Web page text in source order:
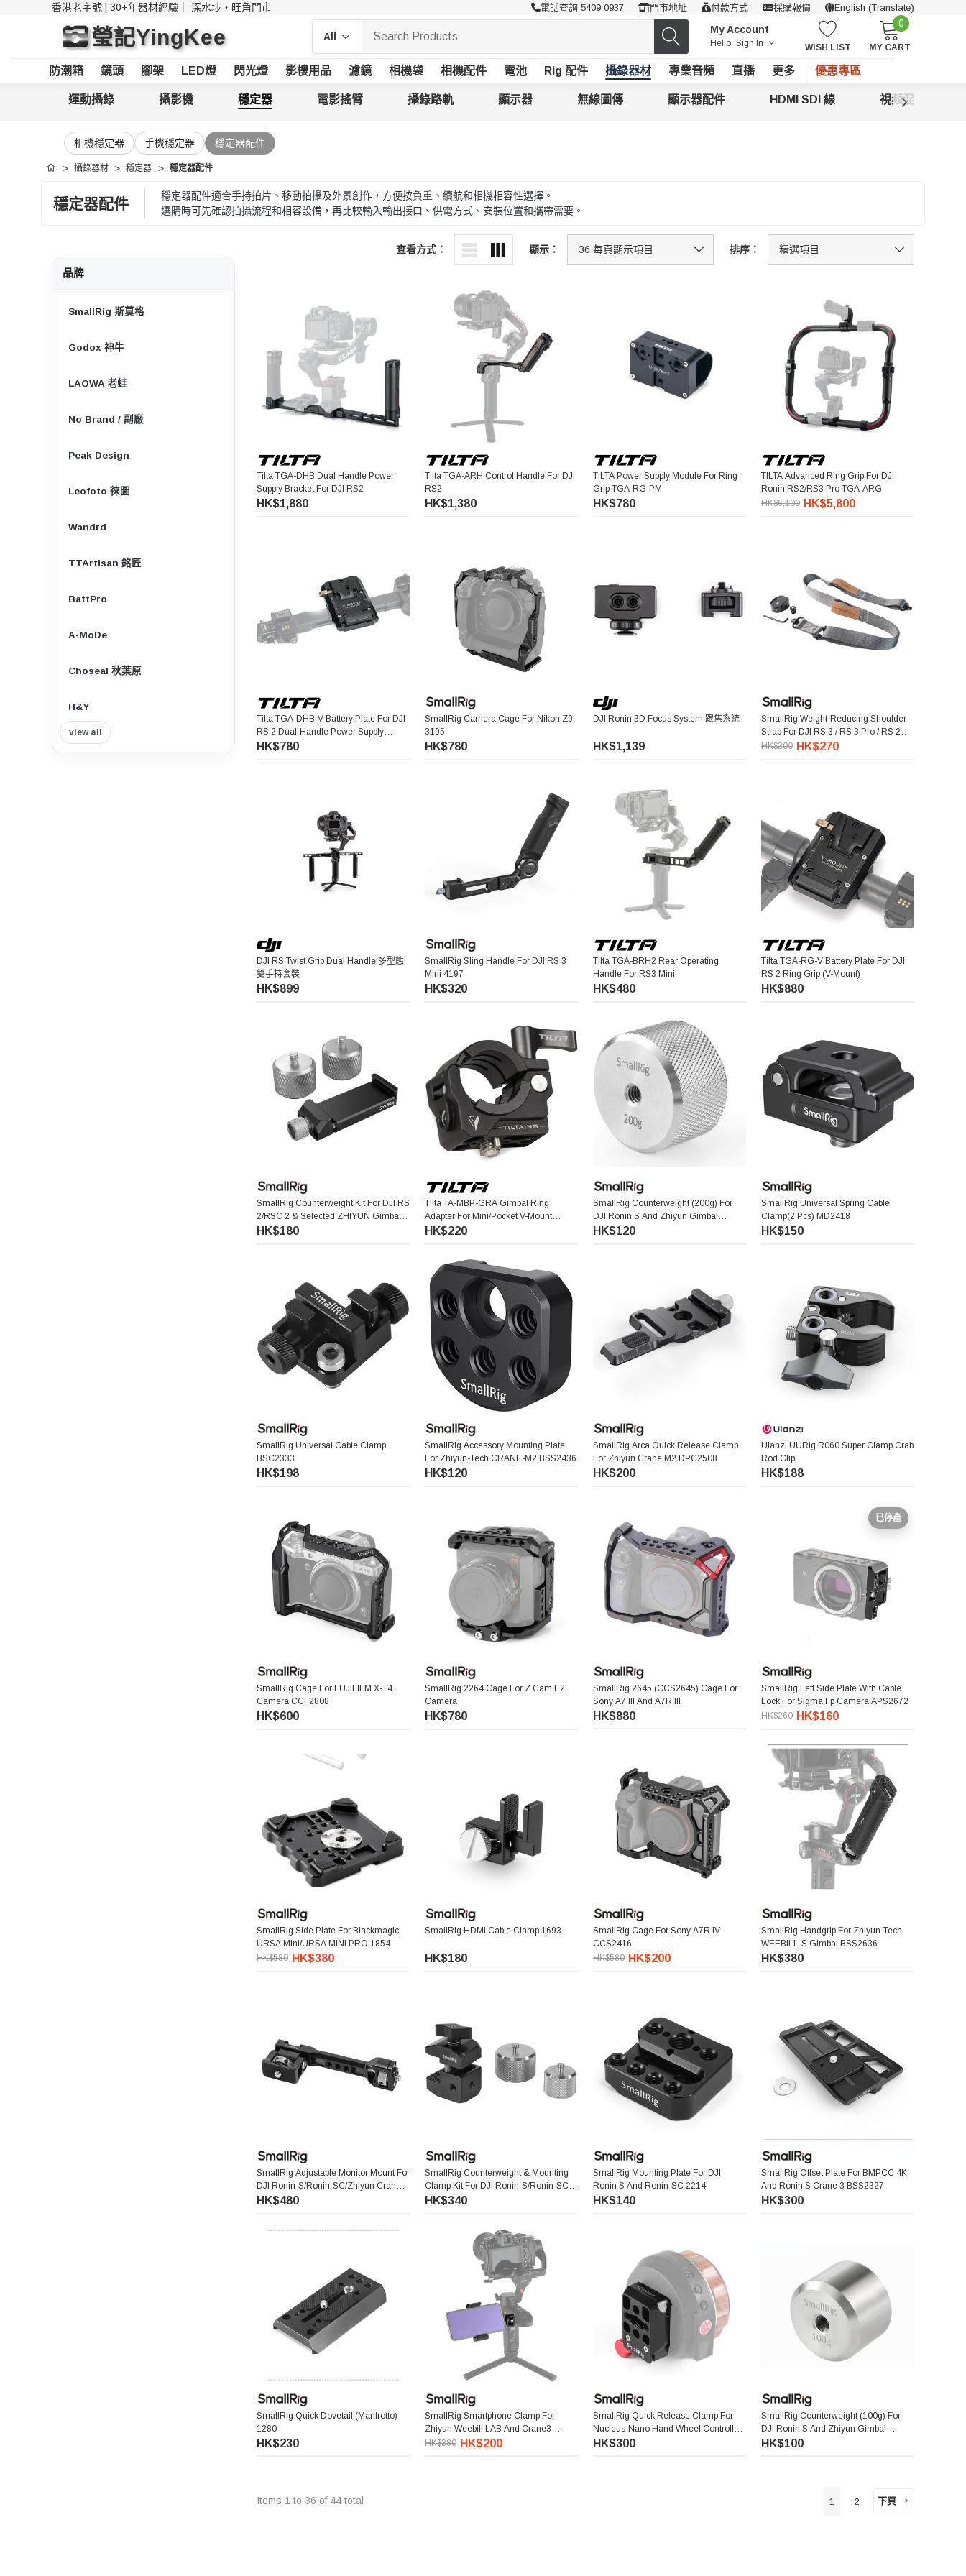
香港老字號 | 30+年器材經驗｜ 深水埗・旺角門市 電話查詢 5409 0937 門市地址 付款方式 採購報價 English (Translate)
瑩記YingKee My Account
Hello. Sign In WISH LIST
0
MY CART
防潮箱 鏡頭 腳架 LED燈 閃光燈 影樓用品 濾鏡 相機袋 相機配件 電池 Rig 配件 攝錄器材 專業音頻 直播 更多 優惠專區
運動攝錄 攝影機 穩定器 電影搖臂 攝錄路軌 顯示器 無線圖傳 顯示器配件 HDMI SDI 線 視頻混合器
相機穩定器 手機穩定器 穩定器配件
首頁 攝錄器材 穩定器 穩定器配件
穩定器配件
穩定器配件適合手持拍片、移動拍攝及外景創作，方便按負重、續航和相機相容性選擇。
選購時可先確認拍攝流程和相容設備，再比較輸入輸出接口、供電方式、安裝位置和攜帶需要。
查看方式： 顯示： 排序：
品牌
SmallRig 斯莫格
Godox 神牛
LAOWA 老蛙
No Brand / 副廠
Peak Design
Leofoto 徠圖
Wandrd
TTArtisan 銘匠
BattPro
A-MoDe
Choseal 秋葉原
H&Y
Insta360
view all
Tilta TGA-DHB Dual Handle Power
Supply Bracket For DJI RS2
HK$1,880
Tilta TGA-ARH Control Handle For DJI
RS2
HK$1,380
TILTA Power Supply Module For Ring
Grip TGA-RG-PM
HK$780
TILTA Advanced Ring Grip For DJI
Ronin RS2/RS3 Pro TGA-ARG
HK$6,100 HK$5,800
Tilta TGA-DHB-V Battery Plate For DJI
RS 2 Dual-Handle Power Supply
Bracket (V-Mount)
HK$780
SmallRig Camera Cage For Nikon Z9
3195
HK$780
DJI Ronin 3D Focus System 跟焦系統
HK$1,139
SmallRig Weight-Reducing Shoulder
Strap For DJI RS 3 / RS 3 Pro / RS 2
4118 減重帶
HK$300 HK$270
DJI RS Twist Grip Dual Handle 多型態
雙手持套裝
HK$899
SmallRig Sling Handle For DJI RS 3
Mini 4197
HK$320
Tilta TGA-BRH2 Rear Operating
Handle For RS3 Mini
HK$480
Tilta TGA-RG-V Battery Plate For DJI
RS 2 Ring Grip (V-Mount)
HK$880
SmallRig Counterweight Kit For DJI RS
2/RSC 2 & Selected ZHIYUN Gimbals
3125
HK$180
Tilta TA-MBP-GRA Gimbal Ring
Adapter For Mini/Pocket V-Mount
Battery Plate
HK$220
SmallRig Counterweight (200g) For
DJI Ronin S And Zhiyun Gimbal
Stabilizer 2285
HK$120
SmallRig Universal Spring Cable
Clamp(2 Pcs) MD2418
HK$150
SmallRig Universal Cable Clamp
BSC2333
HK$198
SmallRig Accessory Mounting Plate
For Zhiyun-Tech CRANE-M2 BSS2436
HK$120
SmallRig Arca Quick Release Clamp
For Zhiyun Crane M2 DPC2508
HK$200
Ulanzi UURig R060 Super Clamp Crab
Rod Clip
HK$188
SmallRig Cage For FUJIFILM X-T4
Camera CCF2808
HK$600
SmallRig 2264 Cage For Z Cam E2
Camera
HK$780
SmallRig 2645 (CCS2645) Cage For
Sony A7 III And A7R III
HK$880
已停產
SmallRig Left Side Plate With Cable
Lock For Sigma Fp Camera APS2672
HK$260 HK$160
SmallRig Side Plate For Blackmagic
URSA Mini/URSA MINI PRO 1854
HK$580 HK$380
SmallRig HDMI Cable Clamp 1693
HK$180
SmallRig Cage For Sony A7R IV
CCS2416
HK$580 HK$200
SmallRig Handgrip For Zhiyun-Tech
WEEBILL-S Gimbal BSS2636
HK$380
SmallRig Adjustable Monitor Mount For
DJI Ronin-S/Ronin-SC/Zhiyun Crane
3/ Weebill Lab BSE2386
HK$480
SmallRig Counterweight & Mounting
Clamp Kit For DJI Ronin-S/Ronin-SC
And Zhiyun WEEBILL-S/CRANE
HK$340
SmallRig Mounting Plate For DJI
Ronin S And Ronin-SC 2214
HK$140
SmallRig Offset Plate For BMPCC 4K
And Ronin S Crane 3 BSS2327
HK$300
SmallRig Quick Dovetail (Manfrotto)
1280
HK$230
SmallRig Smartphone Clamp For
Zhiyun Weebill LAB And Crane3
BSS2286
HK$380 HK$200
SmallRig Quick Release Clamp For
Nucleus-Nano Hand Wheel Controller
2323
HK$300
SmallRig Counterweight (100g) For
DJI Ronin S And Zhiyun Gimbal
Stabilizer 2284
HK$100
Items 1 to 36 of 44 total 1 2 下頁